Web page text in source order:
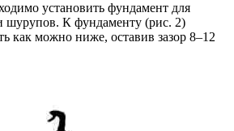
установить фундамент для
шурупов. К фундаменту (рис. 2)
как можно ниже, оставив зазор 8–12